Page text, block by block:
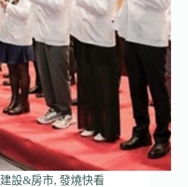
建設&房市, 發燒快看